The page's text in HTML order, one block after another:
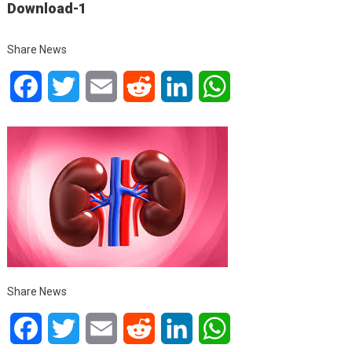
Download-1
Share News
FacebookTwitter Email Reddit LinkedIn
Share News
FacebookTwitter Email Reddit LinkedIn